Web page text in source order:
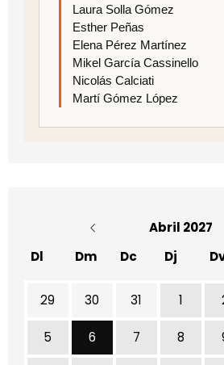
Laura Solla Gómez
Esther Peñas
Elena Pérez Martínez
Mikel García Cassinello
Nicolás Calciati
Martí Gómez López
Abril 2027
Dl
Dm Dc Dj
29 30 31 1
5 6Dimarts 6 d'abril
7 8